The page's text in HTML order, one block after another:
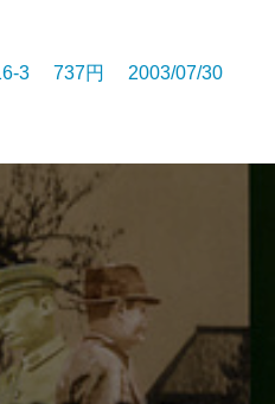
3 737円 2003/07/30